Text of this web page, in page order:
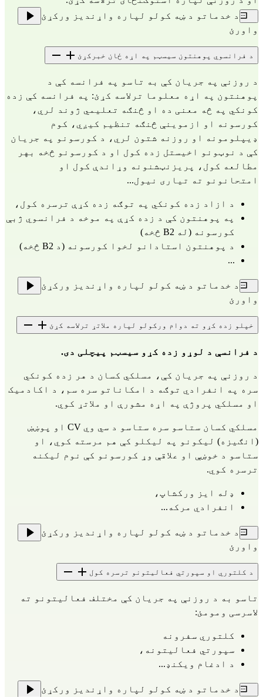
د خدماتو د ښه کولو لپاره واړندیز ورکړئ
واورئ
د فرانسوي پوهنتون سیسټم په اړه ځان خبرکړئ
د روزنې په جریان کې به تاسو په فرانسه کې د
پوهنتون په اړه معلوما ترلاسه کړئ: په فرانسه کې زده
کونکي په څه معنی ده او څنګه تعلیمي ژوند لري،
کورسونه او ازموینې څنګه تنظیم کیږي، کوم
ډیپلومونه او روزنه شتون لري، د کورسونو په جریان
کې د نوټونو اخیستل زده کول او د کورسونو څخه بهر
مطالعه کول، پریزنټشنونه وړاندې کول او
امتحانونو ته تیاری نیول...
د ازاد زده کونکي په توګه زده کړې ترسره کول،
په پوهنتون کې د زده کړې په موخه د فرانسوي ژبې
کورسونه (له B2 څخه)
د پوهنتون استادانو لخوا کورسونه (د B2 څخه)
...
د خدماتو د ښه کولو لپاره واړندیز ورکړئ
واورئ
خپلو زده کړو ته دوام ورکولو لپاره ملاتړ ترلاسه کړئ
د فرانسې د لوړو زده کړو سیسټم پیچلی دی.
د روزنې په جریان کې، مسلکي کسان د هر زده کونکي
سره په انفرادي توګه د امکاناتو سره سم، د اکادمیک
او مسلکي پروژې په اړه مشورې او ملاتړ کوي.
مسلکي کسان ستاسو سره ستاسو د سي وي CV او پوښښ
(انګیزه) لیکونو په لیکلو کې هم مرسته کوي، او
ستاسو د خوښې او علاقې وړ کورسونو کې نوم لیکنه
ترسره کوي.
ډله ایز ورکشاپ،
انفرادي مرکه...
د خدماتو د ښه کولو لپاره واړندیز ورکړئ
واورئ
د کلتوري او سپورتي فعالیتونو ترسره کول
تاسو به د روزنې په جریان کې مختلف فعالیتونو ته
لاسرسی ومومئ:
کلتوري سفرونه
سپورتي فعالیتونه،
د ادغام ویکنډ...
د خدماتو د ښه کولو لپاره واړندیز ورکړئ